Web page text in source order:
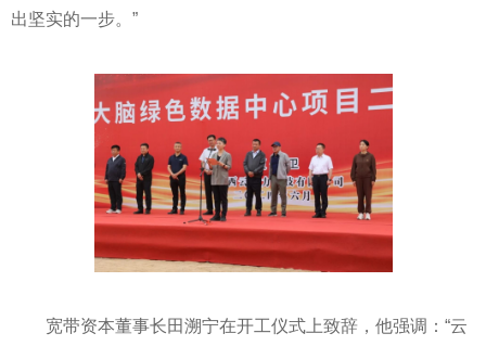
出坚实的一步。”
宽带资本董事长田溯宁在开工仪式上致辞，他强调：“云